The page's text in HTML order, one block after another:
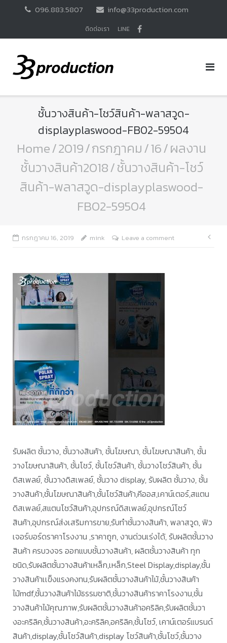
096.883.5807 info@33production.com
ติดต่อเรา LINE
ชั้นวางสินค้า-โชว์สินค้า-พลาสวูด-
displayplaswood-FB02-59504
Home/2019/กรกฎาคม/16/ผลงาน
ชั้นวางสินค้า2018/ชั้นวางสินค้า-โชว์
สินค้า-พลาสวูด-displayplaswood-
FB02-59504
กรกฎาคม 16, 2019 mink Leave a comment
แน
รับผลิต ชั้นวาง, ชั้นวางสินค้า, ชั้นโฆษณา, ชั้นโฆษณาสินค้า, ชั้น
วางโฆษณาสินค้า, ชั้นโชว์, ชั้นโชว์สินค้า, ชั้นวางโชว์สินค้า, ชั้น
ดิสเพลย์, ชั้นวางดิสเพลย์, ชั้นวาง display, รับผลิต ชั้นวาง, ชั้น
วางสินค้า,ชั้นโฆษณาสินค้า,ชั้นโชว์สินค้า,คีออส,เคาน์เตอร์,สแตน
ดิสเพลย์,สแตนโชว์สินค้า,อุปกรณ์ดิสเพลย์,อุปกรณ์โชว์
สินค้า,อุปกรณ์ส่งเสริมการขาย,รับทำชั้นวางสินค้า, พลาสวูด, ฟิว
เจอร์บอร์ดราคาโรงงาน ,ราคาถูก, งานด่วนเร่งได้, รับผลิตชั้นวาง
สินค้า ครบวงจร ออกแบบชั้นวางสินค้า, ผลิตชั้นวางสินค้า ทุก
ชนิด,รับผลิตชั้นวางสินค้าเหล็ก,เหล็ก,Steel Display,display,ชั้น
วางสินค้าเเข็งแรงคงทน,รับผลิตชั้นวางสินค้าไม้,ชั้นวางสินค้า
ไม้mdf,ชั้นวางสินค้าไม้ธรรมชาติ,ชั้นวางสินค้าราคาโรงงาน,ชั้น
วางสินค้าไม้คุณภาพ,รับผลิตชั้นวางสินค้าอคริลิค,รับผลิตชั้นวา
งอะคริลิค,ชั้นวางสินค้า,อะคริลิค,อคริลิค,ชั้นโชว์, เคาน์เตอร์แบรนด์
สินค้า,display,ชั้นโชว์สินค้า,display โชว์สินค้า,ชั้นโชว์,ชั้นวาง